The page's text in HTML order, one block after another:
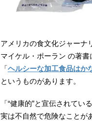
アメリカの食文化ジャーナ
マイケル・ポーラン の著書
「ヘルシーな加工食品はか
というものがあります。
「“健康的”と宣伝されてい
実は不自然で危険なことが